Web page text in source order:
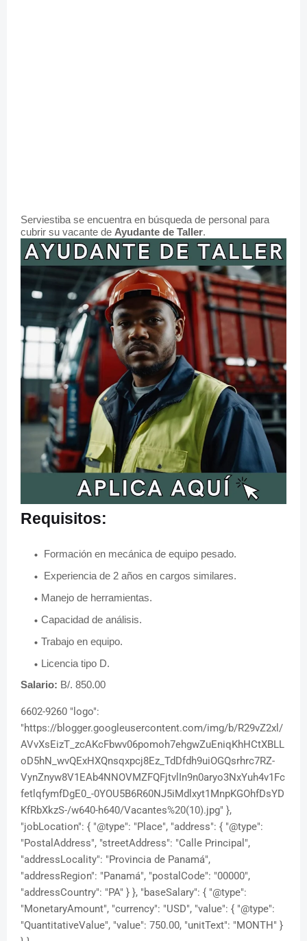
Serviestiba se encuentra en búsqueda de personal para
cubrir su vacante de Ayudante de Taller.
Requisitos:
Formación en mecánica de equipo pesado.
Experiencia de 2 años en cargos similares.
Manejo de herramientas.
Capacidad de análisis.
Trabajo en equipo.
Licencia tipo D.
Salario: B/. 850.00
6602-9260 "logo":
"https://blogger.googleusercontent.com/img/b/R29vZ2xl/
AVvXsEizT_zcAKcFbwv06pomoh7ehgwZuEniqKhHCtXBLL
oD5hN_wvQExHXQnsqxpcj8Ez_TdDfdh9uiOGQsrhrc7RZ-
VynZnyw8V1EAb4NNOVMZFQFjtvlIn9n0aryo3NxYuh4v1Fc
fetlqfymfDgE0_-0YOU5B6R60NJ5iMdlxyt1MnpKGOhfDsYD
KfRbXkzS-/w640-h640/Vacantes%20(10).jpg" },
"jobLocation": { "@type": "Place", "address": { "@type":
"PostalAddress", "streetAddress": "Calle Principal",
"addressLocality": "Provincia de Panamá",
"addressRegion": "Panamá", "postalCode": "00000",
"addressCountry": "PA" } }, "baseSalary": { "@type":
"MonetaryAmount", "currency": "USD", "value": { "@type":
"QuantitativeValue", "value": 750.00, "unitText": "MONTH" }